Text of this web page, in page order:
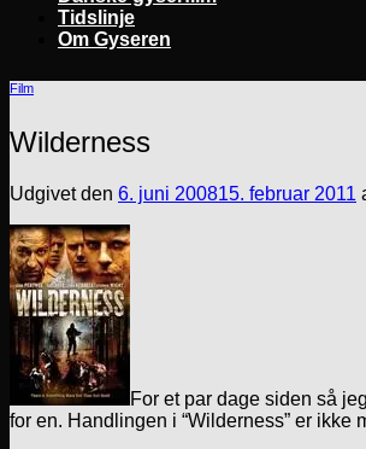
Tidslinje
Om Gyseren
Film
Wilderness
Udgivet den 6. juni 200815. februar 2011
For et par dage siden så
for en. Handlingen i “Wilderness” er